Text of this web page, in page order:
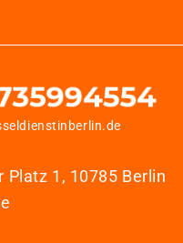
Platz 1, 10785 Berlin